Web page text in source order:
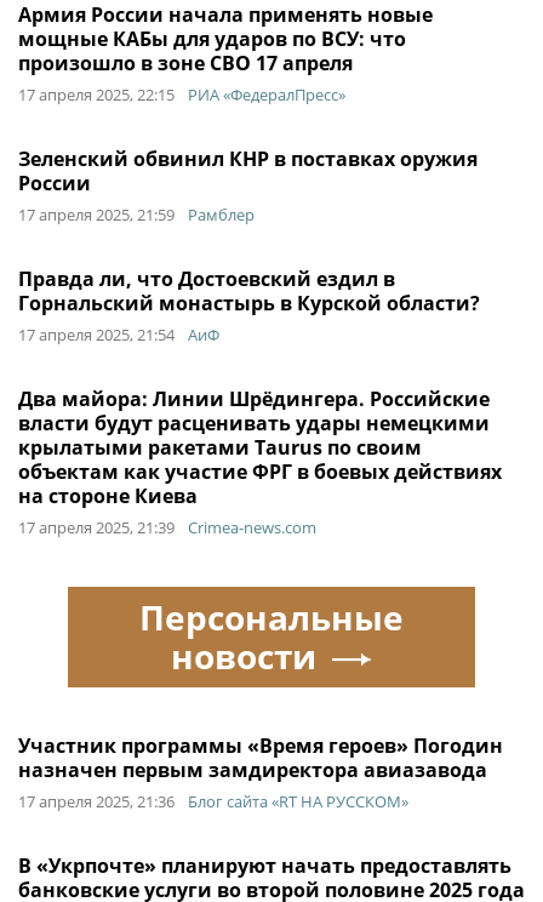
Армия России начала применять новые
мощные КАБы для ударов по ВСУ: что
произошло в зоне СВО 17 апреля
17 апреля 2025, 22:15 РИА «ФедералПресс»
Зеленский обвинил КНР в поставках оружия
России
17 апреля 2025, 21:59 Рамблер
Правда ли, что Достоевский ездил в
Горнальский монастырь в Курской области?
17 апреля 2025, 21:54 АиФ
Два майора: Линии Шрёдингера. Российские
власти будут расценивать удары немецкими
крылатыми ракетами Taurus по своим
объектам как участие ФРГ в боевых действиях
на стороне Киева
17 апреля 2025, 21:39 Crimea-news.com
Участник программы «Время героев» Погодин
назначен первым замдиректора авиазавода
17 апреля 2025, 21:36 Блог сайта «RT НА РУССКОМ»
В «Укрпочте» планируют начать предоставлять
банковские услуги во второй половине 2025 года
Персональные
новости